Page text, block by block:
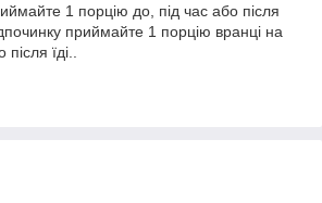
1 порцію до, під час або після
приймайте 1 порцію вранці на
їді..